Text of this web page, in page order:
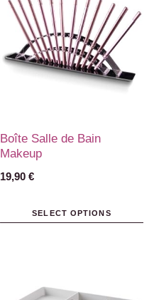
Boîte Salle de Bain
Makeup
19,90 €
SELECT OPTIONS